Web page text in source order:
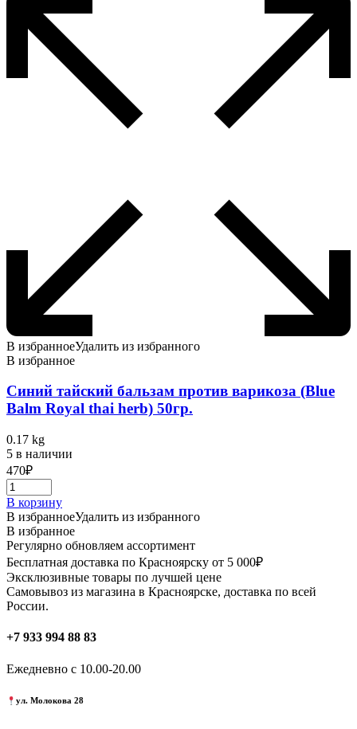
В избранноеУдалить из избранного
В избранное
Синий тайский бальзам против варикоза (Blue
Balm Royal thai herb) 50гр.
0.17 kg
5 в наличии
470₽
В корзину
В избранноеУдалить из избранного
В избранное
Регулярно обновляем ассортимент
Бесплатная доставка по Красноярску от 5 000₽
Эксклюзивные товары по лучшей цене
Самовывоз из магазина в Красноярске, доставка по всей
России.
+7 933 994 88 83
Ежедневно с 10.00-20.00
ул. Молокова 28